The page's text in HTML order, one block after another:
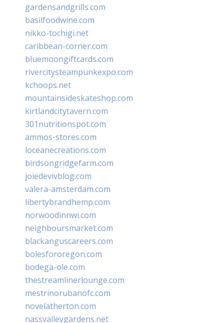
gardensandgrills.com
basilfoodwine.com
nikko-tochigi.net
caribbean-corner.com
bluemoongiftcards.com
rivercitysteampunkexpo.com
kchoops.net
mountainsideskateshop.com
kirtlandcitytavern.com
301nutritionspot.com
ammos-stores.com
loceanecreations.com
birdsongridgefarm.com
joiedevivblog.com
valera-amsterdam.com
libertybrandhemp.com
norwoodinnwi.com
neighboursmarket.com
blackanguscareers.com
bolesfororegon.com
bodega-ole.com
thestreamlinerlounge.com
mestrinorubanofc.com
novelatherton.com
nassvalleygardens.net